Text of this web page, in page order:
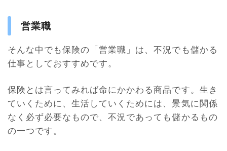
営業職
そんな中でも保険の「営業職」は、不況でも儲かる
仕事としておすすめです。
保険とは言ってみれば命にかかわる商品です。生き
ていくために、生活していくためには、景気に関係
なく必ず必要なもので、不況であっても儲かるもの
の一つです。